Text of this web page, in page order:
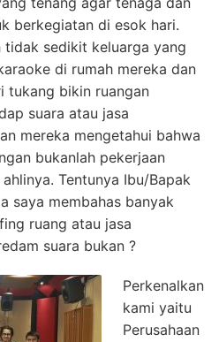
berkegiatan di esok hari.
tidak sedikit keluarga yang
di rumah mereka dan
tukang bikin ruangan
suara atau jasa
mereka mengetahui bahwa
bukanlah pekerjaan
Tentunya Ibu/Bapak
saya membahas banyak
ruang atau jasa
suara bukan ?
Perkenalkan
kami yaitu
Perusahaan